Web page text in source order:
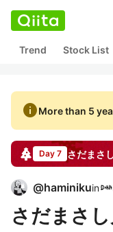
Trend Stock List
infoMore than 5
Day 7 さだまさ
@haminikuin
さだまさ